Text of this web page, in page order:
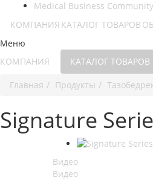
Medical Business Community
КОМПАНИЯ КАТАЛОГ ТОВАРОВ
Меню
КОМПАНИЯ
КАТАЛОГ ТОВАРОВ
Главная Продукты
Signature
Видео
Видео